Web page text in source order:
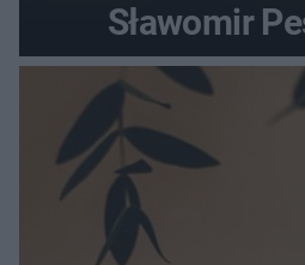
Sławomir
dotrzymał